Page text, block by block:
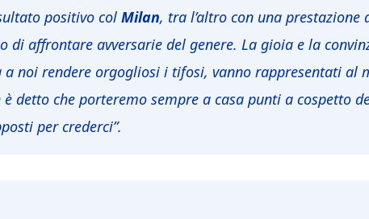
positivo col Milan, tra l’altro con una prestazione
di affrontare avversarie del genere. La gioia e la
a noi rendere orgogliosi i tifosi, vanno rappresentati al
detto che porteremo sempre a casa punti a cospetto
per crederci”.